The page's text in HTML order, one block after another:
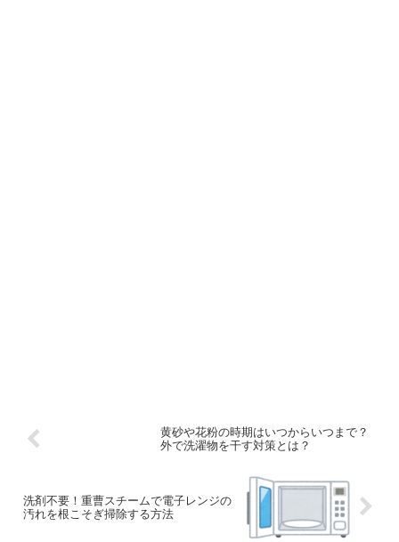
黄砂や花粉の時期はいつからいつまで？
外で洗濯物を干す対策とは？
洗剤不要！重曹スチームで電子レンジの
汚れを根こそぎ掃除する方法